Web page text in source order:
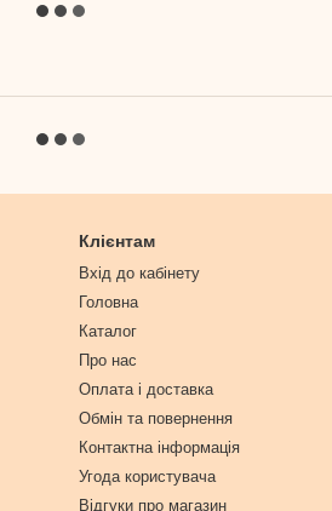
Клієнтам
Вхід до кабінету
Головна
Каталог
Про нас
Оплата і доставка
Обмін та повернення
Контактна інформація
Угода користувача
Відгуки про магазин